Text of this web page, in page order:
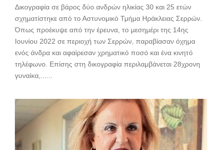
Δικογραφία σε βάρος δύο ανδρών ηλικίας 30 και 25 ετών
σχηματίστηκε από το Αστυνομικό Τμήμα Ηράκλειας Σερρών.
Όπως προέκυψε από την έρευνα, το μεσημέρι της 14ης
Ιουνίου 2022 σε περιοχή των Σερρών, παραβίασαν όχημα
ενός άνδρα και αφαίρεσαν χρηματικό ποσό και ένα κινητό
τηλέφωνο. Επίσης στη δικογραφία περιλαμβάνεται 28χρονη
γυναίκα,......